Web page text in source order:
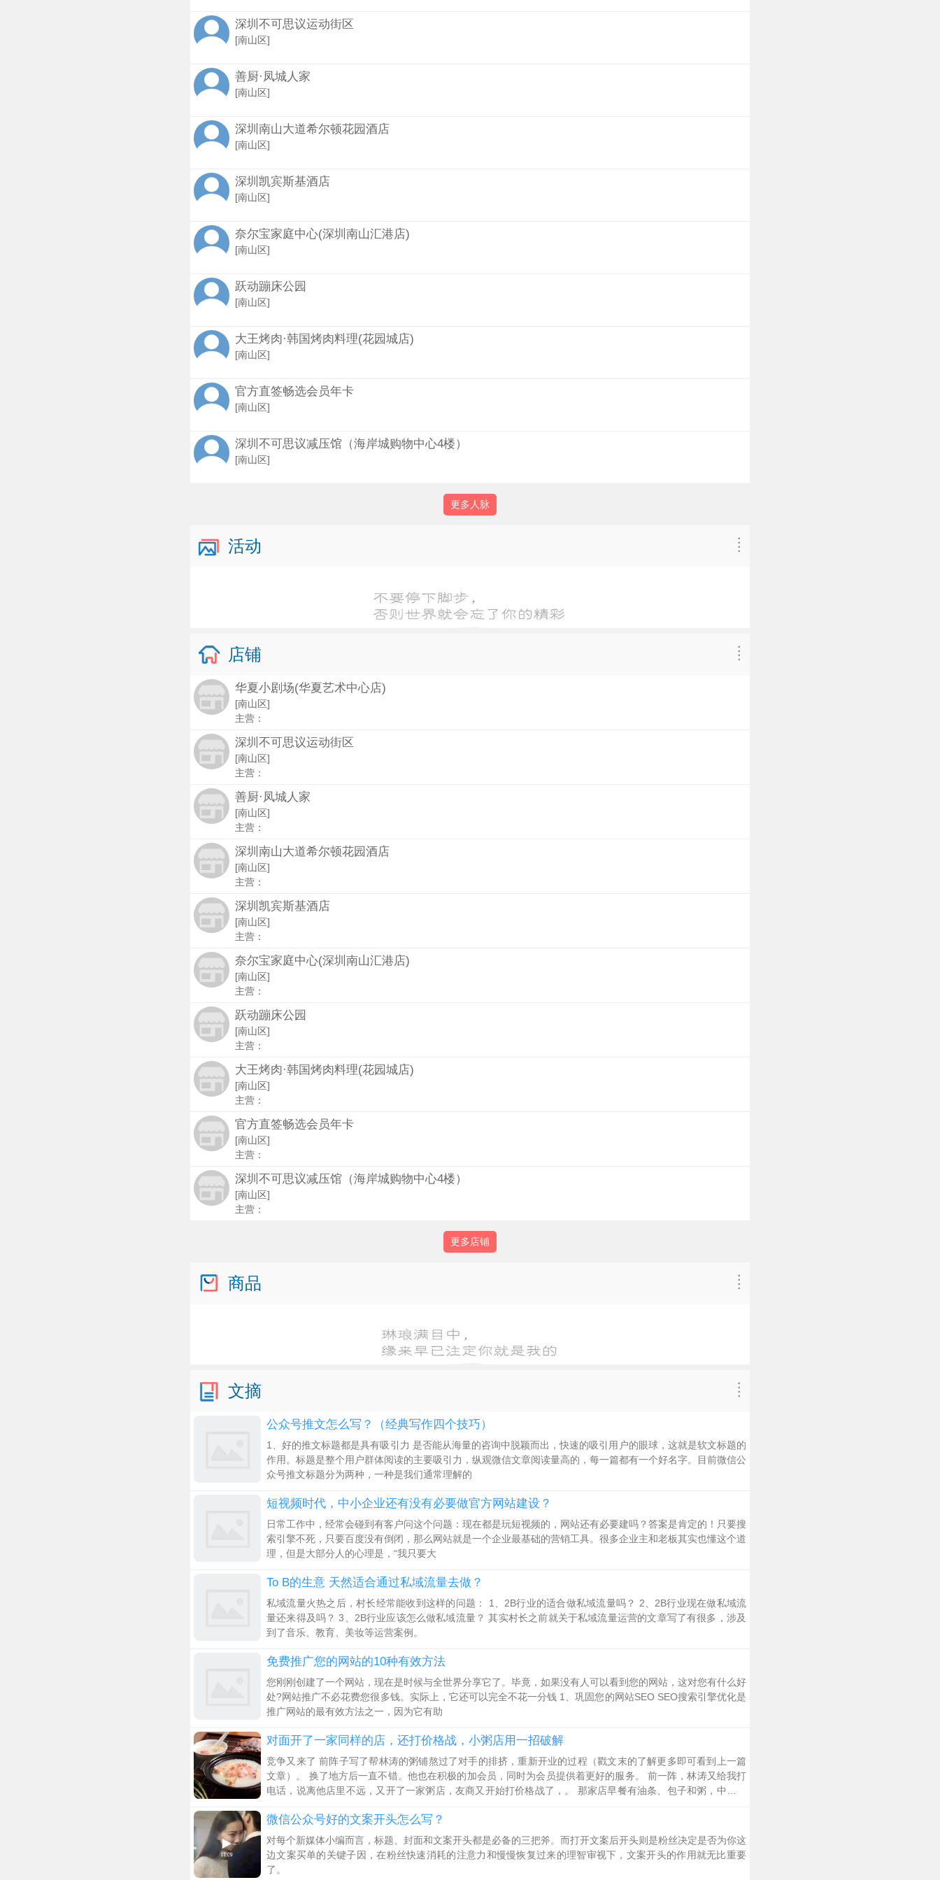
深圳不可思议运动街区
[南山区]
善厨·凤城人家
[南山区]
深圳南山大道希尔顿花园酒店
[南山区]
深圳凯宾斯基酒店
[南山区]
奈尔宝家庭中心(深圳南山汇港店)
[南山区]
跃动蹦床公园
[南山区]
大王烤肉·韩国烤肉料理(花园城店)
[南山区]
官方直签畅选会员年卡
[南山区]
深圳不可思议减压馆（海岸城购物中心4楼）
[南山区]
更多人脉
活动
店铺
华夏小剧场(华夏艺术中心店)
[南山区]
主营：
深圳不可思议运动街区
[南山区]
主营：
善厨·凤城人家
[南山区]
主营：
深圳南山大道希尔顿花园酒店
[南山区]
主营：
深圳凯宾斯基酒店
[南山区]
主营：
奈尔宝家庭中心(深圳南山汇港店)
[南山区]
主营：
跃动蹦床公园
[南山区]
主营：
大王烤肉·韩国烤肉料理(花园城店)
[南山区]
主营：
官方直签畅选会员年卡
[南山区]
主营：
深圳不可思议减压馆（海岸城购物中心4楼）
[南山区]
主营：
更多店铺
商品
文摘
公众号推文怎么写？（经典写作四个技巧）
1、好的推文标题都是具有吸引力 是否能从海量的咨询中脱颖而出，快速的吸引用户的眼球，这就是软文标题的
作用。标题是整个用户群体阅读的主要吸引力，纵观微信文章阅读量高的，每一篇都有一个好名字。目前微信公
众号推文标题分为两种，一种是我们通常理解的
短视频时代，中小企业还有没有必要做官方网站建设？
日常工作中，经常会碰到有客户问这个问题：现在都是玩短视频的，网站还有必要建吗？答案是肯定的！只要搜
索引擎不死，只要百度没有倒闭，那么网站就是一个企业最基础的营销工具。很多企业主和老板其实也懂这个道
理，但是大部分人的心理是，“我只要大
To B的生意 天然适合通过私域流量去做？
私域流量火热之后，村长经常能收到这样的问题： 1、2B行业的适合做私域流量吗？ 2、2B行业现在做私域流
量还来得及吗？ 3、2B行业应该怎么做私域流量？ 其实村长之前就关于私域流量运营的文章写了有很多，涉及
到了音乐、教育、美妆等运营案例。
免费推广您的网站的10种有效方法
您刚刚创建了一个网站，现在是时候与全世界分享它了。毕竟，如果没有人可以看到您的网站，这对您有什么好
处?网站推广不必花费您很多钱。实际上，它还可以完全不花一分钱 1、巩固您的网站SEO SEO搜索引擎优化是
推广网站的最有效方法之一，因为它有助
对面开了一家同样的店，还打价格战，小粥店用一招破解
竞争又来了 前阵子写了帮林涛的粥铺熬过了对手的排挤，重新开业的过程（戳文末的了解更多即可看到上一篇
文章）。 换了地方后一直不错。他也在积极的加会员，同时为会员提供着更好的服务。 前一阵，林涛又给我打
电话，说离他店里不远，又开了一家粥店，友商又开始打价格战了，。 那家店早餐有油条、包子和粥，中午是
微信公众号好的文案开头怎么写？
对每个新媒体小编而言，标题、封面和文案开头都是必备的三把斧。而打开文案后开头则是粉丝决定是否为你这
边文案买单的关键子因，在粉丝快速消耗的注意力和慢慢恢复过来的理智审视下，文案开头的作用就无比重要
了。